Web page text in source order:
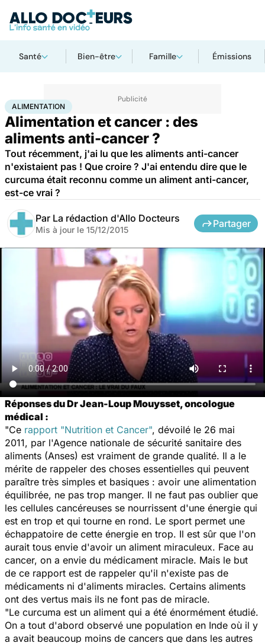
Santé Bien-être Famille Émissions
AccueilSantéMaladies Alimentation
ALIMENTATION
Alimentation et cancer : des
aliments anti-cancer ?
Tout récemment, j'ai lu que les aliments anti-cancer
n'existaient pas ! Que croire ? J'ai entendu dire que le
curcuma était reconnu comme un aliment anti-cancer,
est-ce vrai ?
Par La rédaction d'Allo Docteurs
Mis à jour le 15/12/2015
Partager
Réponses du Dr Jean-Loup Mouysset, oncologue
médical :
"Ce rapport "Nutrition et Cancer", dévoilé le 26 mai
2011, par l'Agence nationale de sécurité sanitaire des
aliments (Anses) est vraiment de grande qualité. Il a le
mérite de rappeler des choses essentielles qui peuvent
paraître très simples et basiques : avoir une alimentation
équilibrée, ne pas trop manger. Il ne faut pas oublier que
les cellules cancéreuses se nourrissent d'une énergie qui
est en trop et qui tourne en rond. Le sport permet une
échappatoire de cette énergie en trop. Il est sûr que l'on
aurait tous envie d'avoir un aliment miraculeux. Face au
cancer, on a envie du médicament miracle. Mais le but
de ce rapport est de rappeler qu'il n'existe pas de
médicaments ni d'aliments miracles. Certains aliments
ont des vertus mais ils ne font pas de miracle.
"Le curcuma est un aliment qui a été énormément étudié.
On a tout d'abord observé une population en Inde où il y
a avait beaucoup moins de cancers que dans les autres